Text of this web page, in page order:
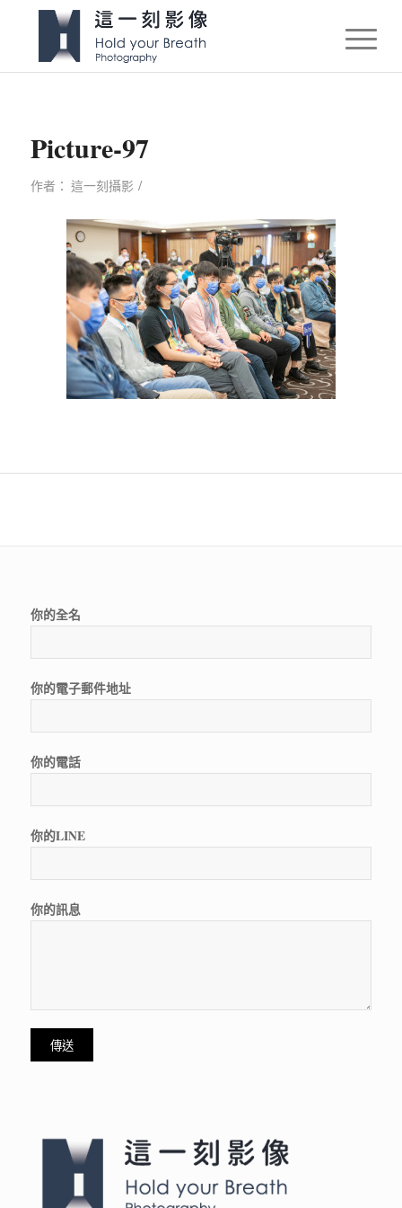
Picture-97
作者： 這一刻攝影 /
你的全名
你的電子郵件地址
你的電話
你的LINE
你的訊息